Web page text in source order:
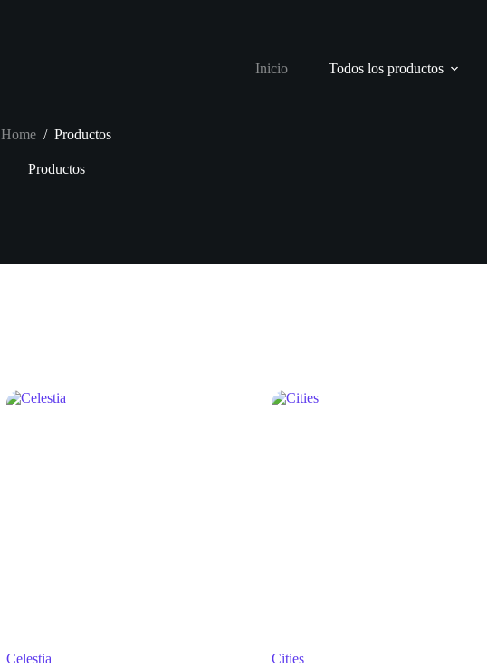
Inicio
Todos los productos
Home / Productos
Productos
Celestia
Cities